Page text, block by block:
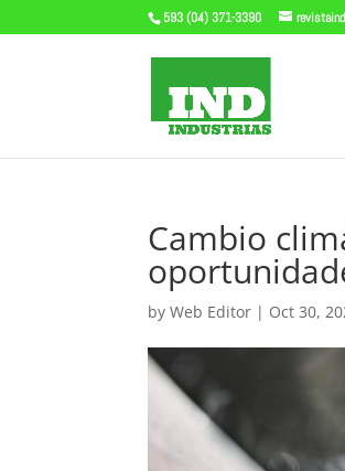
593 (04) 371-3390
Cambio
byWeb Editor | Oct 30,